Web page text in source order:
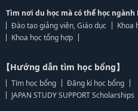
Tìm nơi du học mà có thể học
Đào tạo giảng viên, Giáo dục
Khoa
Khoa học tổng hợp
【Hướng dẫn tìm học bổng】
Tìm học bổng
Đăng kí học bổng
JAPAN STUDY SUPPORT Scholarships